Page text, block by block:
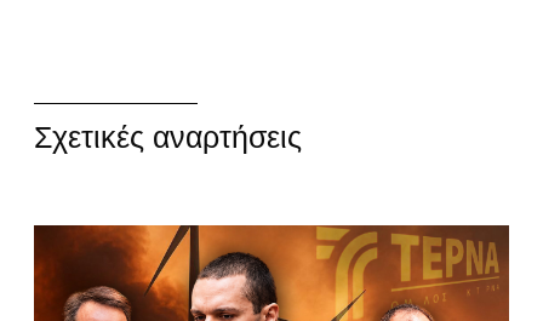
Σχετικές αναρτήσεις